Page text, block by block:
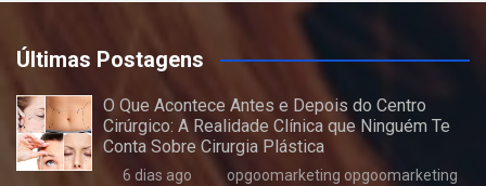
Últimas Postagens
O Que Acontece Antes e Depois do Centro
Cirúrgico: A Realidade Clínica que Ninguém Te
Conta Sobre Cirurgia Plástica
6 dias ago opgoomarketing opgoomarketing